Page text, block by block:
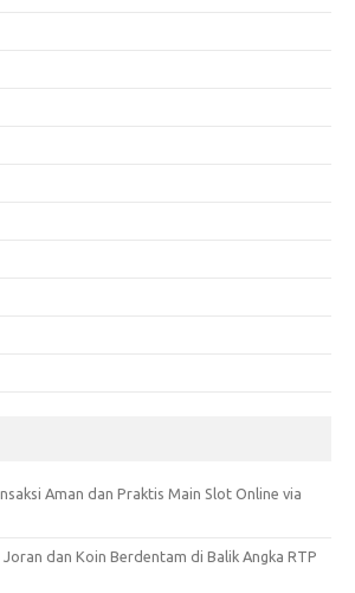
Aman dan Praktis Main Slot Online via
Joran dan Koin Berdentam di Balik Angka RTP